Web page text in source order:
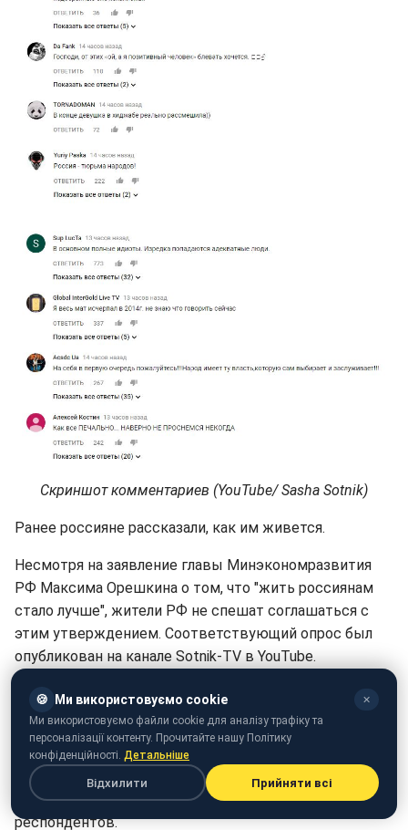
Скриншот комментариев (YouTube/ Sasha Sotnik)
Ранее россияне рассказали, как им живется.
Несмотря на заявление главы Минэкономразвития
РФ Максима Орешкина о том, что "жить россиянам
стало лучше", жители РФ не спешат соглашаться с
этим утверждением. Соответствующий опрос был
опубликован на канале Sotnik-TV в YouTube.
Россияне отметили, что цены на продукты и на жилье
увеличились, а вот зарплаты в своем большинстве
упали.
"Я не вижу перспектив. Я не верю в перспективы в
нашей замечательной стране", - сказал один из
респондентов.
🍪 Ми використовуємо cookie ✕
Ми використовуємо файли cookie для аналізу трафіку та
персоналізації контенту. Прочитайте нашу Політику
конфіденційності. Детальніше
Відхилити Прийняти всі